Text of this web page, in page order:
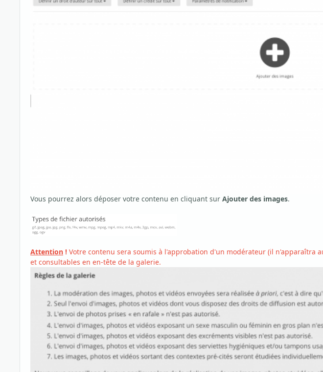
Vous pourrez alors déposer votre contenu en cliquant sur Ajouter des images.
Attention ! Votre contenu sera soumis à l'approbation d'un modérateur (il n'apparaîtra
et consultables en en-tête de la galerie.